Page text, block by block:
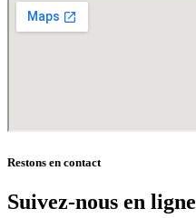
Restons en contact
Suivez-nous en ligne